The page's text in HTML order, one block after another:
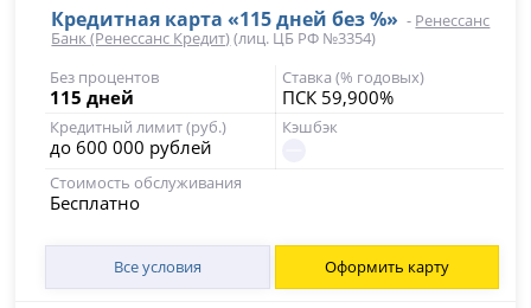
Кредитная карта «115 дней без %» - Ренессанс
Банк (Ренессанс Кредит)(лиц. ЦБ РФ №3354)
Без процентов
115 дней
Ставка (% годовых)
ПСК 59,900%
Кредитный лимит (руб.)
до 600 000 рублей
Кэшбэк
Стоимость обслуживания
Бесплатно
Все условия Оформить карту